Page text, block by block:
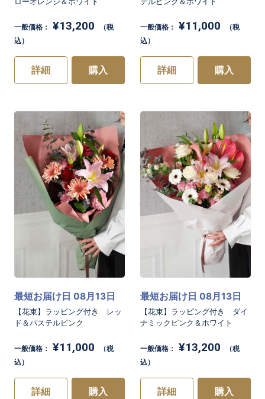
一般価格： ¥13,200
（税
込）
詳細 購入
一般価格： ¥11,000
（税
込）
詳細 購入
【花束】ラッピング付き レッ
ド＆パステルピンク
最短お届け日 08月13日
一般価格： ¥11,000
（税
込）
詳細 購入
【花束】ラッピング付き ダイ
ナミックピンク＆ホワイト
最短お届け日 08月13日
一般価格： ¥13,200
（税
込）
詳細 購入